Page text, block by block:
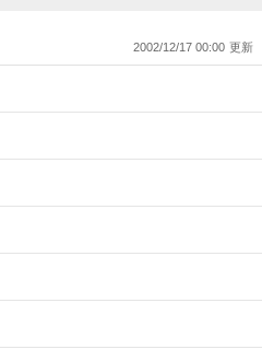
2002/12/17 00:00